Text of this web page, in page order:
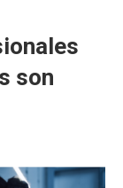
son